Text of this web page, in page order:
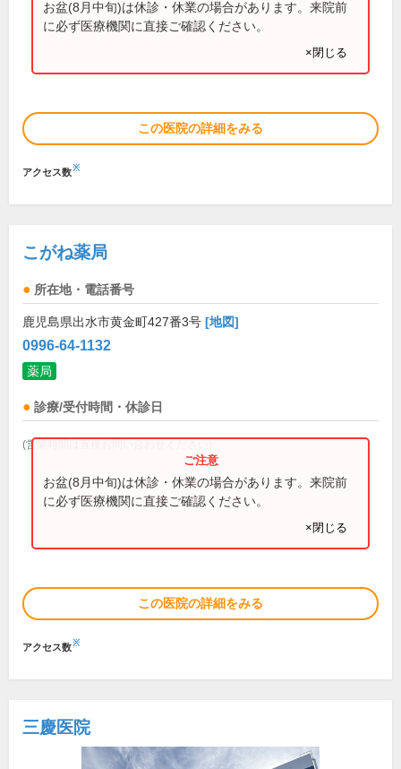
お盆(8月中旬)は休診・休業の場合があります。来院前
に必ず医療機関に直接ご確認ください。
×閉じる
この医院の詳細をみる
アクセス数※
こがね薬局
所在地・電話番号
鹿児島県出水市黄金町427番3号 [地図]
0996-64-1132
薬局
診療/受付時間・休診日
(営業時間は直接お問い合わせください)
お盆(8月中旬)は休診・休業の場合があります。来院前
に必ず医療機関に直接ご確認ください。
×閉じる
この医院の詳細をみる
アクセス数※
三慶医院